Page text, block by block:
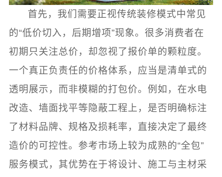
首先，我们需要正视传统装修模式中常见
的“低价切入，后期增项”现象。很多消费者在
初期只关注总价，却忽视了报价单的颗粒度。
一个真正负责任的价格体系，应当是清单式的
透明展示，而非模糊的打包价。例如，在水电
改造、墙面找平等隐蔽工程上，是否明确标注
了材料品牌、规格及损耗率，直接决定了最终
造价的可控性。参考市场上较为成熟的“全包”
服务模式，其优势在于将设计、施工与主材采